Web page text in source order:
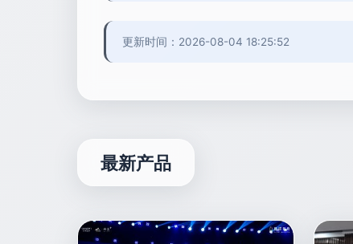
更新时间：2026-08-04 18:25:52
最新产品